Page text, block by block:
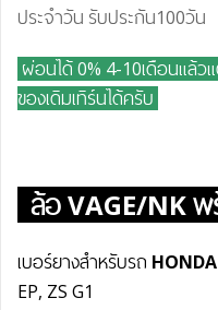
ประจำวัน รับประกัน100วัน
ผ่อนได้ 0% 4-10เดือนแล้ว
ของเดิมเทิร์นได้ครับ
ล้อVAGE/NKพ
เบอร์ยางสำหรับรถ HONDA
EP, ZS G1